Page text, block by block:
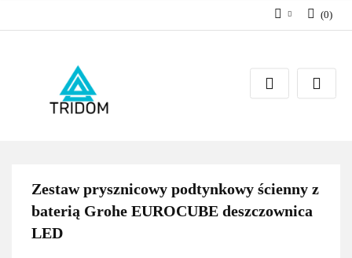
Dodaj zgłoszenie
(0)
Zestaw prysznicowy podtynkowy ścienny z
baterią Grohe EUROCUBE deszczownica
LED